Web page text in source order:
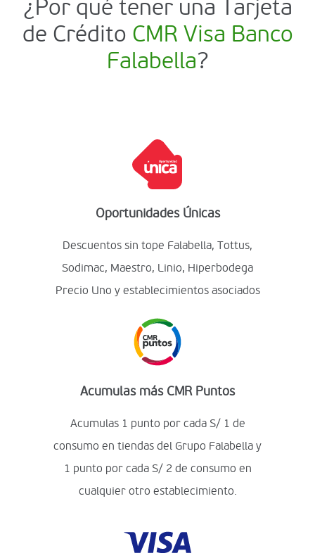
¿Por qué tener una Tarjeta
de Crédito CMR Visa Banco
Falabella?
Oportunidades Únicas
Descuentos sin tope Falabella, Tottus,
Sodimac, Maestro, Linio, Hiperbodega
Precio Uno y establecimientos asociados
Acumulas más CMR Puntos
Acumulas 1 punto por cada S/ 1 de
consumo en tiendas del Grupo Falabella y
1 punto por cada S/ 2 de consumo en
cualquier otro establecimiento.